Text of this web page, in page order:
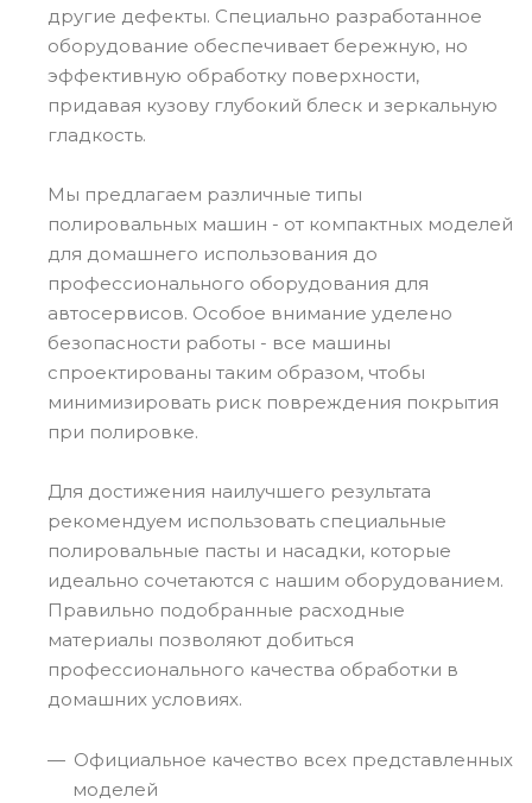
другие дефекты. Специально разработанное
оборудование обеспечивает бережную, но
эффективную обработку поверхности,
придавая кузову глубокий блеск и зеркальную
гладкость.
Мы предлагаем различные типы
полировальных машин - от компактных моделей
для домашнего использования до
профессионального оборудования для
автосервисов. Особое внимание уделено
безопасности работы - все машины
спроектированы таким образом, чтобы
минимизировать риск повреждения покрытия
при полировке.
Для достижения наилучшего результата
рекомендуем использовать специальные
полировальные пасты и насадки, которые
идеально сочетаются с нашим оборудованием.
Правильно подобранные расходные
материалы позволяют добиться
профессионального качества обработки в
домашних условиях.
Официальное качество всех представленных
моделей